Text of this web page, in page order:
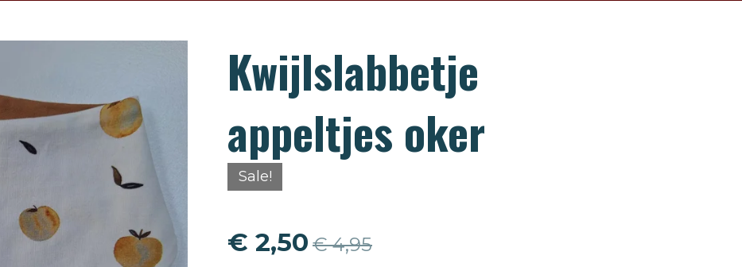
Kwijlslabbetje
appeltjes oker
Sale!
€ 2,50 € 4,95